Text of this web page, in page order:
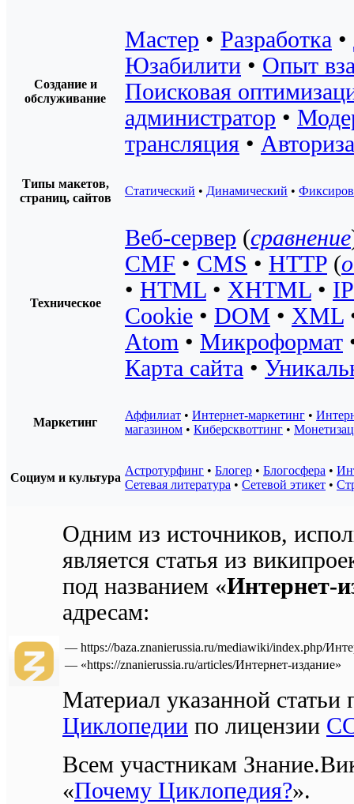
Создание и
обслуживание
Мастер • Разработка •
Юзабилити • Опыт
Поисковая
администратор •
трансляция •
Типы макетов,
страниц, сайтов
Статический • Динамический •
Техническое
Веб-сервер (сравнение
CMF • CMS • HTTP (
• HTML • XHTML •
Cookie • DOM • XML
Atom • Микроформат
Карта сайта •
Маркетинг
Аффилиат • Интернет-маркетинг •
магазином • Киберсквоттинг •
Социум и культура
Астротурфинг • Блогер • Блогосфера •
Сетевая литература • Сетевой этикет •
Одним из источников,
является статья из
под названием «Интернет-
адресам:
— https://baza.znanierussia.ru/mediawiki/index.php/
— «https://znanierussia.ru/articles/Интернет-издание»
Материал указанной
Циклопедии по лицензии
Всем участникам
«Почему Циклопедия?».